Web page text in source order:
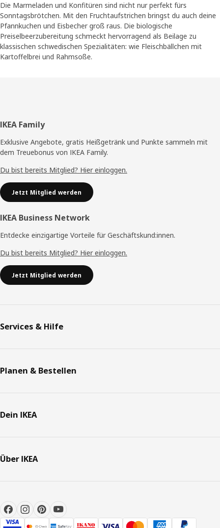
Die Marmeladen und Konfitüren sind nicht nur perfekt fürs
Sonntagsbrötchen. Mit den Fruchtaufstrichen bringst du auch deine
Pfannkuchen und Eisbecher groß raus. Die biologische
Preiselbeerzubereitung schmeckt hervorragend als Beilage zu
klassischen schwedischen Spezialitäten: wie Fleischbällchen mit
Kartoffelbrei und Rahmsoße.
Fußzeile
IKEA Family
Exklusive Angebote, gratis Heißgetränk und Punkte sammeln mit
dem Treuebonus von IKEA Family.
Du bist bereits Mitglied? Hier einloggen.
Jetzt Mitglied werden
IKEA Business Network
Entdecke einzigartige Vorteile für Geschäftskund:innen.
Du bist bereits Mitglied? Hier einloggen.
Jetzt Mitglied werden
Services & Hilfe
Planen & Bestellen
Dein IKEA
Über IKEA